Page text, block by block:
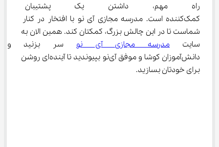
راه مهم، داشتن یک پشتیبان
کمک‌کننده است. مدرسه مجازی آی ‌نو با افتخار در کنار
شماست تا در این چالش بزرگ، کمکتان کند. همین الان به
سایت مدرسه مجازی آی ‌نو سر بزنید و
دانش‌آموزان کوشا و موفق آی‌نو بپیوندید تا آینده‌ای روشن
برای خودتان بسازید.